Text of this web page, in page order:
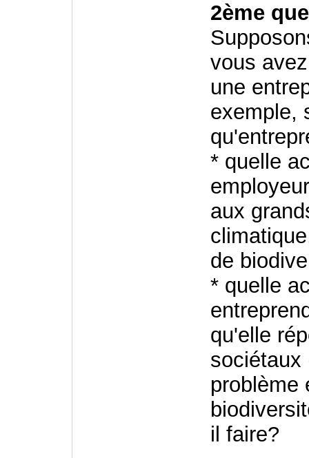
2ème
vous
une
exemple,
* quelle
aux
de
* quelle
qu'elle
sociétaux
problème
il faire?